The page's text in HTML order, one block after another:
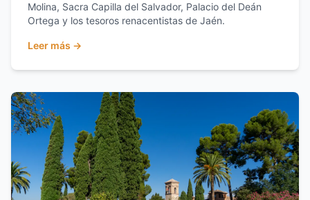
Molina, Sacra Capilla del Salvador, Palacio del Deán
Ortega y los tesoros renacentistas de Jaén.
Leer más →